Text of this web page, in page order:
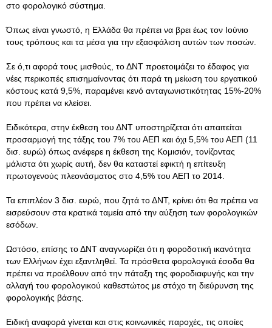
στο φορολογικό σύστημα.
Όπως είναι γνωστό, η Ελλάδα θα πρέπει να βρει έως τον Ιούνιο
τους τρόπους και τα μέσα για την εξασφάλιση αυτών των ποσών.
Σε ό,τι αφορά τους μισθούς, το ΔΝΤ προετοιμάζει το έδαφος για
νέες περικοπές επισημαίνοντας ότι παρά τη μείωση του εργατικού
κόστους κατά 9,5%, παραμένει κενό ανταγωνιστικότητας 15%-20%
που πρέπει να κλείσει.
Ειδικότερα, στην έκθεση του ΔΝΤ υποστηρίζεται ότι απαιτείται
προσαρμογή της τάξης του 7% του ΑΕΠ και όχι 5,5% του ΑΕΠ (11
δισ. ευρώ) όπως ανέφερε η έκθεση της Κομισιόν, τονίζοντας
μάλιστα ότι χωρίς αυτή, δεν θα καταστεί εφικτή η επίτευξη
πρωτογενούς πλεονάσματος στο 4,5% του ΑΕΠ το 2014.
Τα επιπλέον 3 δισ. ευρώ, που ζητά το ΔΝΤ, κρίνει ότι θα πρέπει να
εισρεύσουν στα κρατικά ταμεία από την αύξηση των φορολογικών
εσόδων.
Ωστόσο, επίσης το ΔΝΤ αναγνωρίζει ότι η φοροδοτική ικανότητα
των Ελλήνων έχει εξαντληθεί. Τα πρόσθετα φορολογικά έσοδα θα
πρέπει να προέλθουν από την πάταξη της φοροδιαφυγής και την
αλλαγή του φορολογικού καθεστώτος με στόχο τη διεύρυνση της
φορολογικής βάσης.
Ειδική αναφορά γίνεται και στις κοινωνικές παροχές, τις οποίες